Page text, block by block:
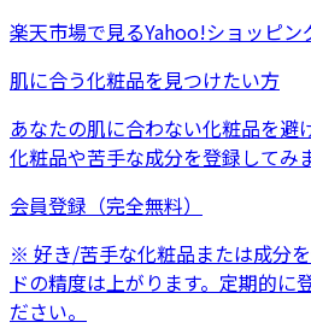
楽天市場で見るYahoo!ショッピン
肌に合う化粧品を見つけたい方
あなたの肌に合わない化粧品を避
化粧品や苦手な成分を登録してみ
会員登録（完全無料）
※ 好き/苦手な化粧品または成分
ドの精度は上がります。定期的に
ださい。